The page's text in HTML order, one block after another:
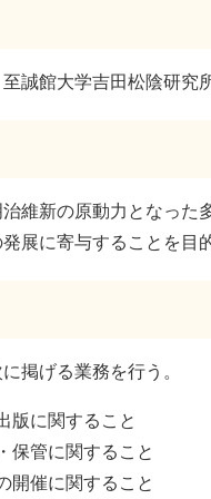
誠館大学吉田松陰研究
維新の原動力となった
展に寄与することを目
掲げる業務を行う。
版に関すること
保管に関すること
開催に関すること